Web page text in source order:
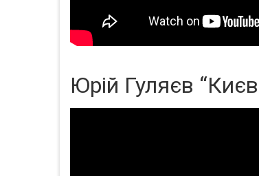
Юрій Гуляєв